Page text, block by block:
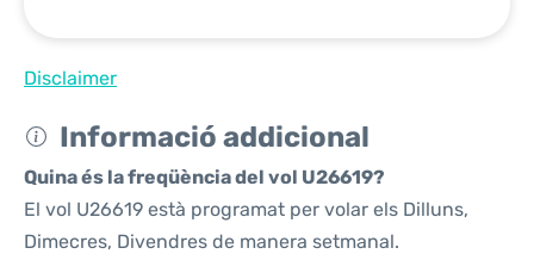
Disclaimer
Informació addicional
Quina és la freqüència del vol U26619?
El vol U26619 està programat per volar els Dilluns,
Dimecres, Divendres de manera setmanal.